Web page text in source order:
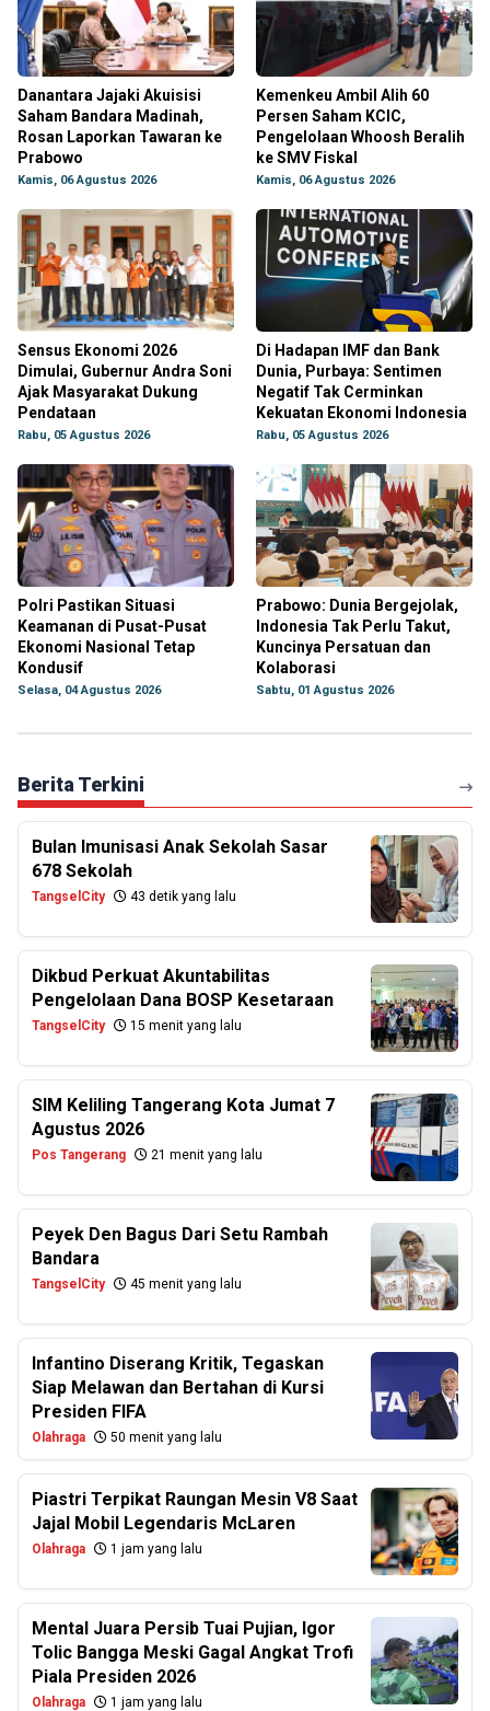
Danantara Jajaki Akuisisi
Saham Bandara Madinah,
Rosan Laporkan Tawaran ke
Prabowo
Kamis, 06 Agustus 2026
Kemenkeu Ambil Alih 60
Persen Saham KCIC,
Pengelolaan Whoosh Beralih
ke SMV Fiskal
Kamis, 06 Agustus 2026
Sensus Ekonomi 2026
Dimulai, Gubernur Andra Soni
Ajak Masyarakat Dukung
Pendataan
Rabu, 05 Agustus 2026
Di Hadapan IMF dan Bank
Dunia, Purbaya: Sentimen
Negatif Tak Cerminkan
Kekuatan Ekonomi Indonesia
Rabu, 05 Agustus 2026
Polri Pastikan Situasi
Keamanan di Pusat-Pusat
Ekonomi Nasional Tetap
Kondusif
Selasa, 04 Agustus 2026
Prabowo: Dunia Bergejolak,
Indonesia Tak Perlu Takut,
Kuncinya Persatuan dan
Kolaborasi
Sabtu, 01 Agustus 2026
Berita Terkini
Bulan Imunisasi Anak Sekolah Sasar
678 Sekolah
TangselCity 43 detik yang lalu
Dikbud Perkuat Akuntabilitas
Pengelolaan Dana BOSP Kesetaraan
TangselCity 15 menit yang lalu
SIM Keliling Tangerang Kota Jumat 7
Agustus 2026
Pos Tangerang 21 menit yang lalu
Peyek Den Bagus Dari Setu Rambah
Bandara
TangselCity 45 menit yang lalu
Infantino Diserang Kritik, Tegaskan
Siap Melawan dan Bertahan di Kursi
Presiden FIFA
Olahraga 50 menit yang lalu
Piastri Terpikat Raungan Mesin V8 Saat
Jajal Mobil Legendaris McLaren
Olahraga 1 jam yang lalu
Mental Juara Persib Tuai Pujian, Igor
Tolic Bangga Meski Gagal Angkat Trofi
Piala Presiden 2026
Olahraga 1 jam yang lalu